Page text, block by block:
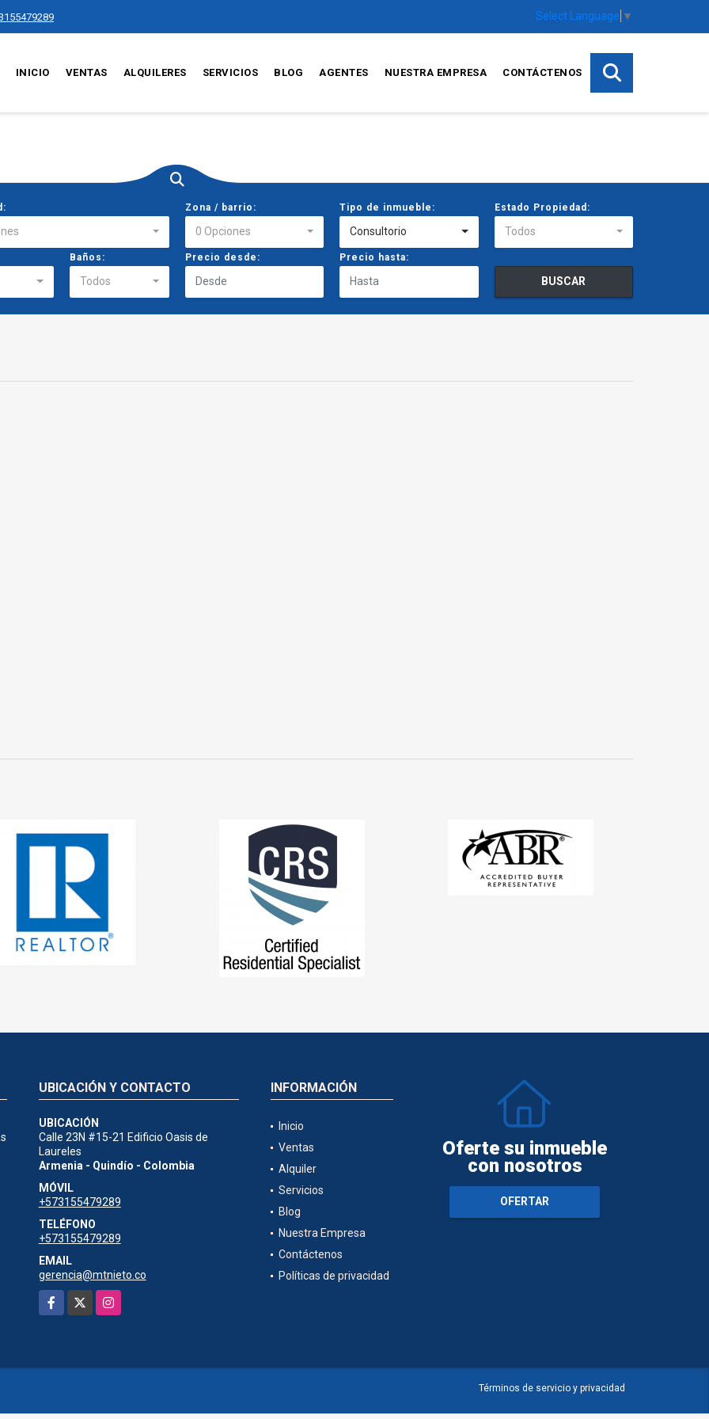
Select Language ▼
INICIO VENTAS ALQUILERES SERVICIOS BLOG AGENTES NUESTRA EMPRESA CONTÁCTENOS
Zona / barrio:
0 Opciones
Tipo de inmueble:
Consultorio
Estado Propiedad:
Todos
Baños:
Todos
Precio desde: Precio hasta:
BUSCAR
UBICACIÓN Y CONTACTO
UBICACIÓN
Calle 23N #15-21 Edificio Oasis de
Laureles
Armenia - Quindío - Colombia
MÓVIL
+573155479289
TELÉFONO
+573155479289
EMAIL
gerencia@mtnieto.co
Facebook
Instagram
INFORMACIÓN
Inicio
Ventas
Alquiler
Servicios
Blog
Nuestra Empresa
Contáctenos
Políticas de privacidad
Oferte su inmueble
con nosotros
OFERTAR
Términos de servicio y privacidad